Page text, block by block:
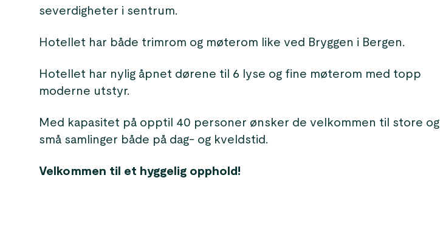
severdigheter i sentrum.
Hotellet har både trimrom og møterom like ved Bryggen i Bergen.
Hotellet har nylig åpnet dørene til 6 lyse og fine møterom med topp
moderne utstyr.
Med kapasitet på opptil 40 personer ønsker de velkommen til store og
små samlinger både på dag- og kveldstid.
Velkommen til et hyggelig opphold!